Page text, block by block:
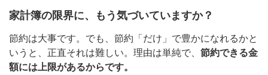
家計簿の限界に、もう気づいていますか？
節約は大事です。でも、節約「だけ」で豊かになれるかと
いうと、正直それは難しい。理由は単純で、 節約できる金
額には上限があるからです。